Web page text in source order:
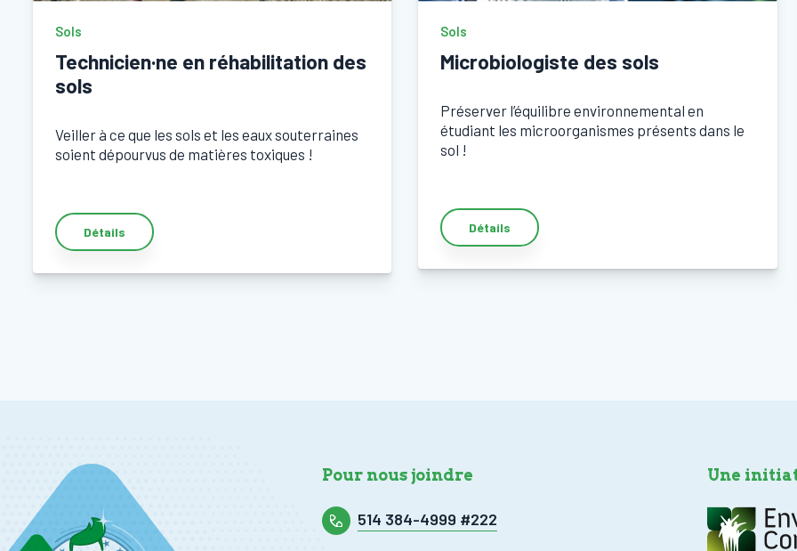
Sols
Technicien·ne en réhabilitation des
sols
Veiller à ce que les sols et les eaux souterraines
soient dépourvus de matières toxiques !
Détails
Sols
Microbiologiste des sols
Préserver l’équilibre environnemental en
étudiant les microorganismes présents dans le
sol !
Détails
Pour nous joindre
514 384-4999 #222
Une